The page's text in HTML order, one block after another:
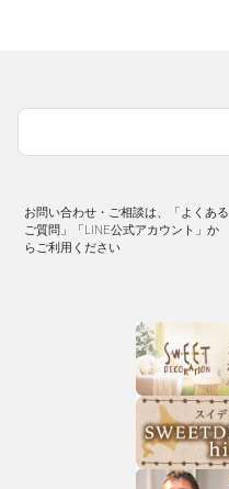
お問い合わせ・ご相談は、「よくある
ご質問」「LINE公式アカウント」か
らご利用ください